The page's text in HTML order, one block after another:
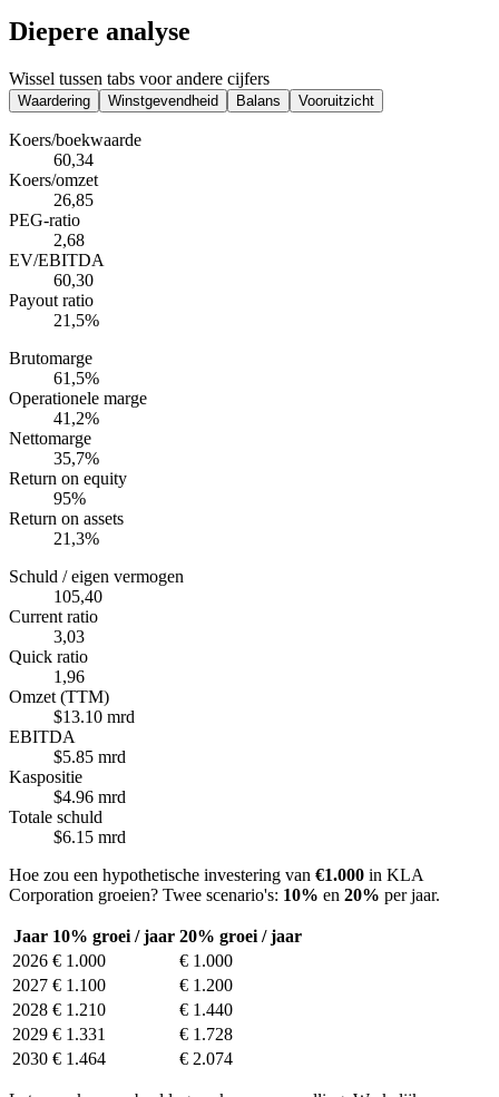
Diepere analyse
Wissel tussen tabs voor andere cijfers
Waardering Winstgevendheid Balans Vooruitzicht
Koers/boekwaarde
60,34
Koers/omzet
26,85
PEG-ratio
2,68
EV/EBITDA
60,30
Payout ratio
21,5%
Brutomarge
61,5%
Operationele marge
41,2%
Nettomarge
35,7%
Return on equity
95%
Return on assets
21,3%
Schuld / eigen vermogen
105,40
Current ratio
3,03
Quick ratio
1,96
Omzet (TTM)
$13.10 mrd
EBITDA
$5.85 mrd
Kaspositie
$4.96 mrd
Totale schuld
$6.15 mrd
Hoe zou een hypothetische investering van €1.000 in KLA
Corporation groeien? Twee scenario's: 10% en 20% per jaar.
Jaar 10% groei / jaar 20% groei / jaar
2026 € 1.000
€ 1.000
2027 € 1.100
€ 1.200
2028 € 1.210
€ 1.440
2029 € 1.331
€ 1.728
2030 € 1.464 € 2.074